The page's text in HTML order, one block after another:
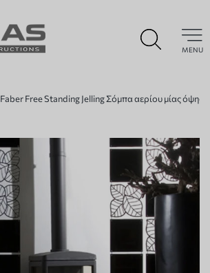
MENU
Faber Free Standing Jelling Σόμπα αερίου μίας όψης